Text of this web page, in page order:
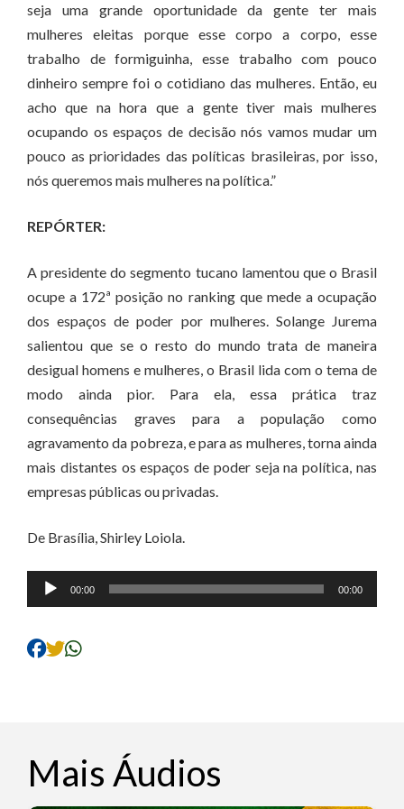
seja uma grande oportunidade da gente ter mais
mulheres eleitas porque esse corpo a corpo, esse
trabalho de formiguinha, esse trabalho com pouco
dinheiro sempre foi o cotidiano das mulheres. Então, eu
acho que na hora que a gente tiver mais mulheres
ocupando os espaços de decisão nós vamos mudar um
pouco as prioridades das políticas brasileiras, por isso,
nós queremos mais mulheres na política.”
REPÓRTER:
A presidente do segmento tucano lamentou que o Brasil
ocupe a 172ª posição no ranking que mede a ocupação
dos espaços de poder por mulheres. Solange Jurema
salientou que se o resto do mundo trata de maneira
desigual homens e mulheres, o Brasil lida com o tema de
modo ainda pior. Para ela, essa prática traz
consequências graves para a população como
agravamento da pobreza, e para as mulheres, torna ainda
mais distantes os espaços de poder seja na política, nas
empresas públicas ou privadas.
De Brasília, Shirley Loiola.
Tocador
de
00:00 00:00
Mais Áudios